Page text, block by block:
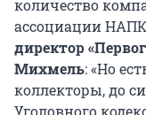
количество
ассоциации
директор
Михмель: «Но
коллекторы, до
Уголовного